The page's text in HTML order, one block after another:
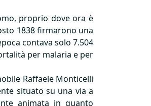
proprio dove ora è
1838 firmarono una
contava solo 7.504
per malaria e per
Raffaele Monticelli
situato su una via a
animata in quanto